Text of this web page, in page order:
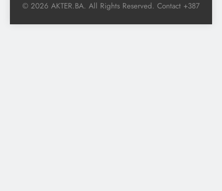
© 2026 AKTER.BA. All Rights Reserved. Contact +387